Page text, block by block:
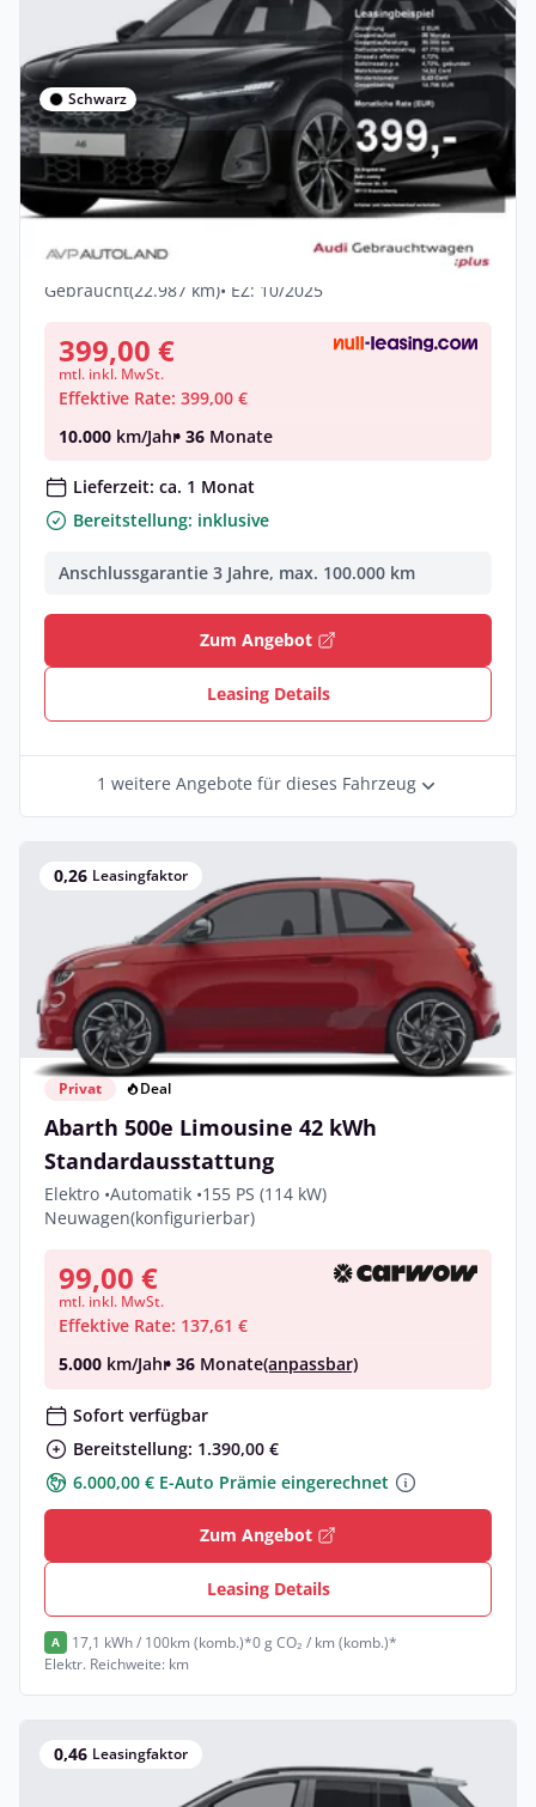
Schwarz
Privat & Gewerbe Deal
Audi A6 Avant TDI quattro S tronic | AHK
Diesel •Automatik •
Gebraucht(22.987 km)• EZ: 10/2025
399,00 €
mtl. inkl. MwSt.
Effektive Rate: 399,00 €
10.000 km/Jahr• 36 Monate
Lieferzeit: ca. 1 Monat
Bereitstellung: inklusive
Anschlussgarantie 3 Jahre, max. 100.000 km
Zum Angebot
Leasing Details
1 weitere Angebote für dieses Fahrzeug
0,26 Leasingfaktor
Privat Deal
Abarth 500e Limousine 42 kWh
Standardausstattung
Elektro •Automatik •155 PS (114 kW)
Neuwagen(konfigurierbar)
99,00 €
mtl. inkl. MwSt.
Effektive Rate: 137,61 €
5.000 km/Jahr• 36 Monate(anpassbar)
Sofort verfügbar
Bereitstellung: 1.390,00 €
6.000,00 € E-Auto Prämie eingerechnet
Zum Angebot
Leasing Details
A 17,1 kWh / 100km (komb.)*0 g CO₂ / km (komb.)*
Elektr. Reichweite: km
0,46 Leasingfaktor